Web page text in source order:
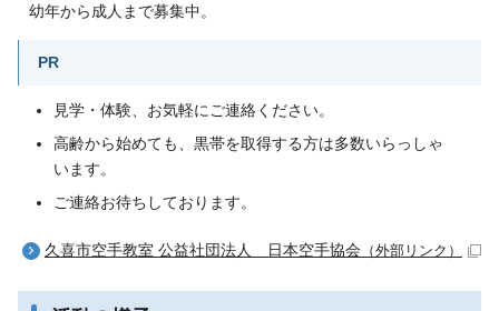
幼年から成人まで募集中。
PR
見学・体験、お気軽にご連絡ください。
高齢から始めても、黒帯を取得する方は多数いらっしゃ
います。
ご連絡お待ちしております。
久喜市空手教室 公益社団法人 日本空手協会 （外部リンク）